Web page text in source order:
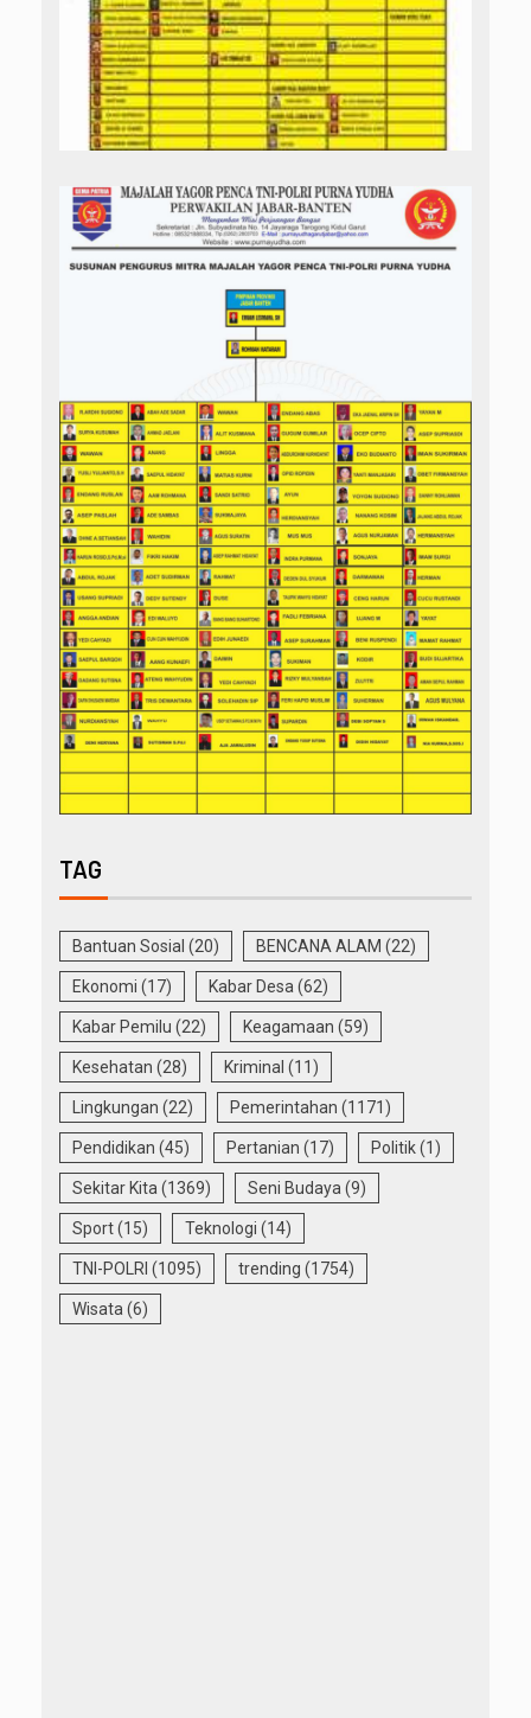
TAG
Bantuan Sosial (20) BENCANA ALAM (22)
Ekonomi (17) Kabar Desa (62)
Kabar Pemilu (22) Keagamaan (59)
Kesehatan (28) Kriminal (11)
Lingkungan (22) Pemerintahan (1171)
Pendidikan (45) Pertanian (17) Politik(1)
Sekitar Kita (1369) Seni Budaya (9)
Sport(15) Teknologi (14)
TNI-POLRI (1095) trending (1754)
Wisata (6)